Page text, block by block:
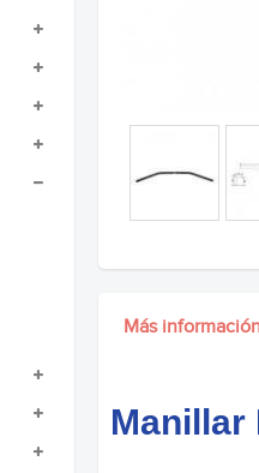
Más
Manillar